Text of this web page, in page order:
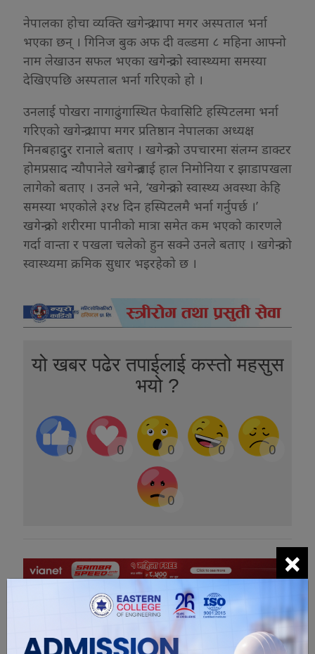
नेपालका होचा व्यक्ति खगेन्द्र थापा मगर अस्पताल भर्ना
भएका छन् । गिनिज बुक अफ दी वल्र्डमा ८ महिना आफ्नो
नाम लेखाउन सफल भएका खगेन्द्रको स्वास्थ्यमा समस्या
देखिएपछि अस्पताल भर्ना गरिएको हो ।
उनलाई पोखरा नागाढुंगास्थित फेवासिटि हस्पिटलमा भर्ना
गरिएको खगेन्द्र थापा मगर प्रतिष्ठान नेपालका अध्यक्ष
मिनबहादुुर रानाले बताए । खगेन्द्रको उपचारमा संलग्न डाक्टर
होमप्रसाद न्यौपानेले खगेन्द्रलाई हाल निमोनिया र झाडापखला
लागेको बताए । उनले भने, ‘खगेन्द्रको स्वास्थ्य अवस्था केहि
समस्या भएकोले ३र४ दिन हस्पिटलमै भर्ना गर्नुपर्छ ।’
खगेन्द्रको शरीरमा पानीको मात्रा समेत कम भएको कारणले
गर्दा वान्ता र पखला चलेको हुन सक्ने उनले बताए । खगेन्द्रको
स्वास्थ्यमा क्रमिक सुधार भइरहेको छ ।
यो खबर पढेर तपाईलाई कस्तो महसुस
भयो ?
0 0 0 0 0
0
×